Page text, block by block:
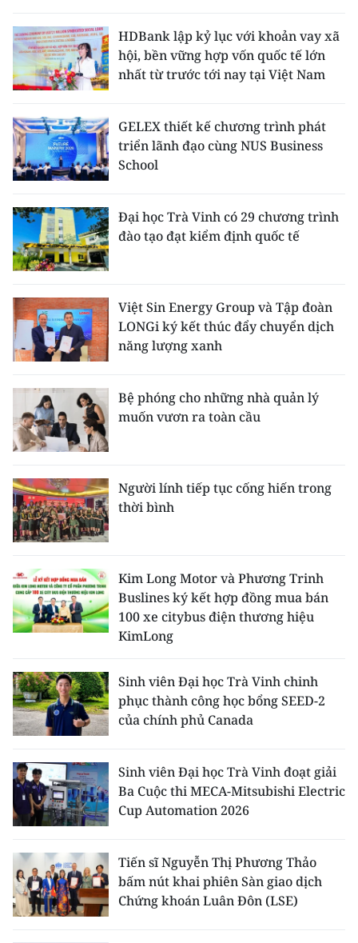
HDBank lập kỷ lục với khoản vay xã
hội, bền vững hợp vốn quốc tế lớn
nhất từ trước tới nay tại Việt Nam
GELEX thiết kế chương trình phát
triển lãnh đạo cùng NUS Business
School
Đại học Trà Vinh có 29 chương trình
đào tạo đạt kiểm định quốc tế
Việt Sin Energy Group và Tập đoàn
LONGi ký kết thúc đẩy chuyển dịch
năng lượng xanh
Bệ phóng cho những nhà quản lý
muốn vươn ra toàn cầu
Người lính tiếp tục cống hiến trong
thời bình
Kim Long Motor và Phương Trinh
Buslines ký kết hợp đồng mua bán
100 xe citybus điện thương hiệu
KimLong
Sinh viên Đại học Trà Vinh chinh
phục thành công học bổng SEED-2
của chính phủ Canada
Sinh viên Đại học Trà Vinh đoạt giải
Ba Cuộc thi MECA-Mitsubishi Electric
Cup Automation 2026
Tiến sĩ Nguyễn Thị Phương Thảo
bấm nút khai phiên Sàn giao dịch
Chứng khoán Luân Đôn (LSE)